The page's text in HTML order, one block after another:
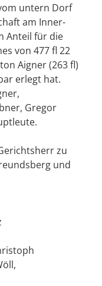
untern Dorf
am Inner-
Anteil für die
von 477 fl 22
Aigner (263 fl)
erlegt hat.
Gregor
zu
und